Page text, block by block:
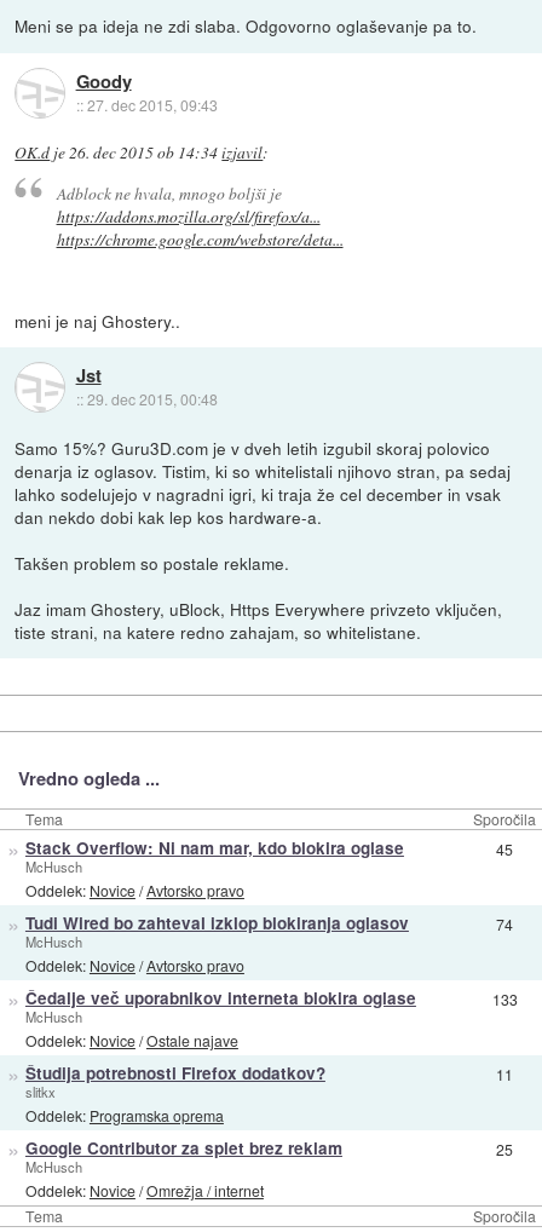
Meni se pa ideja ne zdi slaba. Odgovorno oglaševanje pa to.
Goody
::27. dec 2015, 09:43
OK.d je26. dec 2015 ob 14:34izjavil:
Adblock ne hvala, mnogo boljši je
https://addons.mozilla.org/sl/firefox/a...
https://chrome.google.com/webstore/deta...
meni je naj Ghostery..
Jst
::29. dec 2015, 00:48
Samo 15%? Guru3D.com je v dveh letih izgubil skoraj polovico
denarja iz oglasov. Tistim, ki so whitelistali njihovo stran, pa sedaj
lahko sodelujejo v nagradni igri, ki traja že cel december in vsak
dan nekdo dobi kak lep kos hardware-a.
Takšen problem so postale reklame.
Jaz imam Ghostery, uBlock, Https Everywhere privzeto vključen,
tiste strani, na katere redno zahajam, so whitelistane.
Vredno ogleda ...
Tema Sporočila
Tema Sporočila
» Stack Overflow: Ni nam mar, kdo blokira oglase
McHusch
Oddelek: Novice/Avtorsko pravo
45
» Tudi Wired bo zahteval izklop blokiranja oglasov
McHusch
Oddelek: Novice/Avtorsko pravo
74
» Čedalje več uporabnikov interneta blokira oglase
McHusch
Oddelek: Novice/Ostale najave
133
» Študija potrebnosti Firefox dodatkov?
slitkx
Oddelek: Programska oprema
11
» Google Contributor za splet brez reklam
McHusch
Oddelek: Novice/Omrežja / internet
25